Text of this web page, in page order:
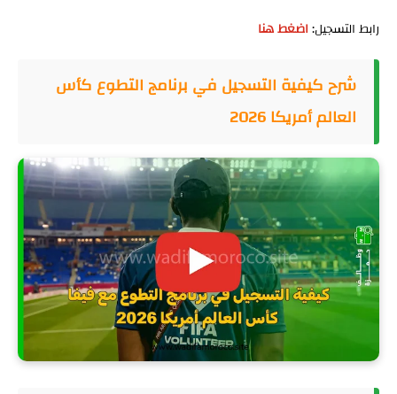
رابط التسجيل:اضغط هنا
شرح كيفية التسجيل في برنامج التطوع كأس
العالم أمريكا 2026